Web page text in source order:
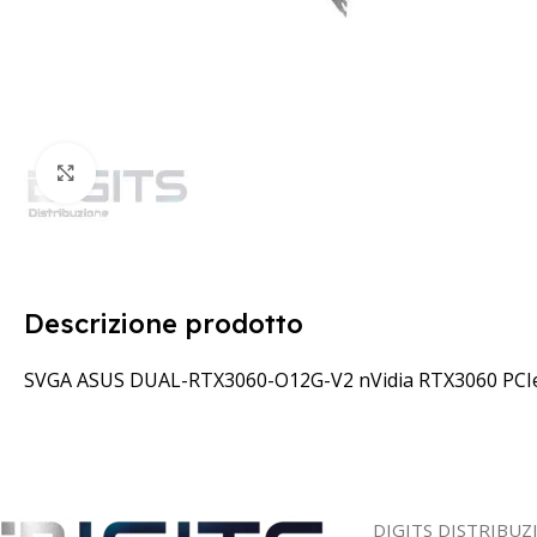
Clicca per ingrandire
Descrizione prodotto
SVGA ASUS DUAL-RTX3060-O12G-V2 nVidia RTX3060
DIGITS